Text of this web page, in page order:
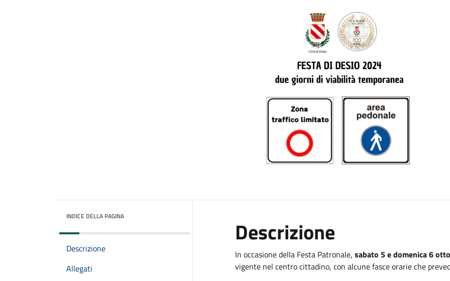
INDICE DELLA PAGINA
Descrizione
Allegati
Descrizione
In occasione della Festa Patronale, sabato 5 e domenica 6
vigente nel centro cittadino, con alcune fasce orarie che